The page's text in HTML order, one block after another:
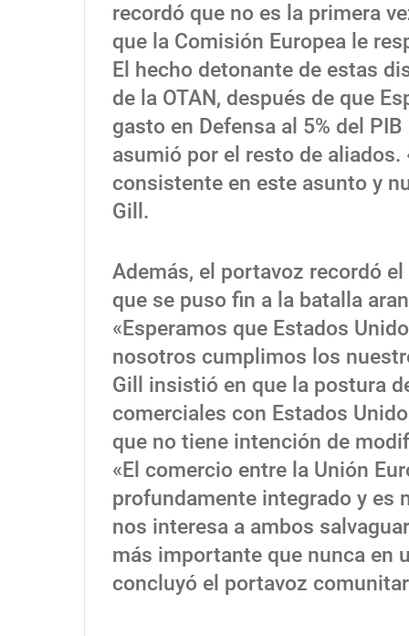
recordó que no es la primera
que la Comisión Europea le
El hecho detonante de estas
de la OTAN, después de que
gasto en Defensa al 5% del
asumió por el resto de
consistente en este asunto y
Gill.
Además, el portavoz recordó
que se puso fin a la batalla
«Esperamos que Estados
nosotros cumplimos los
Gill insistió en que la postura
comerciales con Estados
que no tiene intención de
«El comercio entre la Unión
profundamente integrado y es
nos interesa a ambos
más importante que nunca en
concluyó el portavoz